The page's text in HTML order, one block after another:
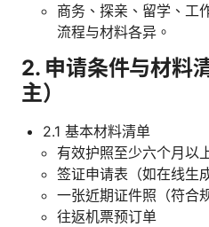
商务、探亲、留学、工
流程与材料各异。
2. 申请条件与材料
主）
2.1 基本材料清单
有效护照至少六个月以
签证申请表（如在线生
一张近期证件照（符合
往返机票预订单